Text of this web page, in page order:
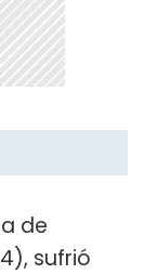
de
sufrió